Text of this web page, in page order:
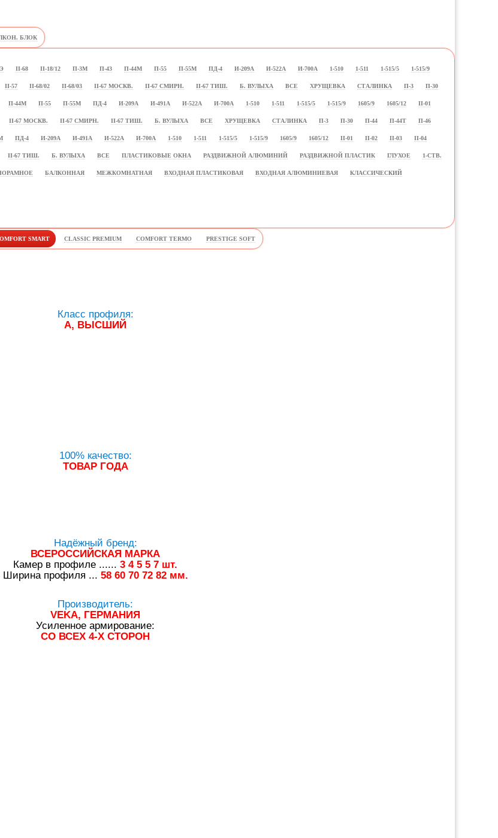
БЛОК
II-68 II-18/12 П-3М П-43 П-44М П-55 П-55М ПД-4 И-209А И-522А И-700А 1-510 1-511 1-515/5 1-515/9
II-57 II-68/02 II-68/03 II-67 МОСКВ. II-67 СМИРН. II-67 ТИШ. Б. ВУЛЫХА ВСЕ ХРУЩЕВКА СТАЛИНКА П-3 П-30
П-44М П-55 П-55М ПД-4 И-209А И-491А И-522А И-700А 1-510 1-511 1-515/5 1-515/9 1605/9 1605/12 II-01
II-67 МОСКВ. II-67 СМИРН. II-67 ТИШ. Б. ВУЛЫХА ВСЕ ХРУЩЕВКА СТАЛИНКА П-3 П-30 П-44 П-44Т П-46
ПД-4 И-209А И-491А И-522А И-700А 1-510 1-511 1-515/5 1-515/9 1605/9 1605/12 II-01 II-02 II-03 II-04
II-67 ТИШ. Б. ВУЛЫХА ВСЕ ПЛАСТИКОВЫЕ ОКНА РАЗДВИЖНОЙ АЛЮМИНИЙ РАЗДВИЖНОЙ ПЛАСТИК ГЛУХОЕ 1-СТВ.
БАЛКОННАЯ МЕЖКОМНАТНАЯ ВХОДНАЯ ПЛАСТИКОВАЯ ВХОДНАЯ АЛЮМИНИЕВАЯ КЛАССИЧЕСКИЙ
SMART CLASSIC PREMIUM COMFORT TERMO PRESTIGE SOFT
Класс профиля:
А, ВЫСШИЙ
100% качество:
ТОВАР ГОДА
Надёжный бренд:
ВСЕРОССИЙСКАЯ МАРКА
Камер в профиле ...... 3 4 5 5 7 шт.
Ширина профиля ... 58 60 70 72 82мм.
Производитель:
VEKA, ГЕРМАНИЯ
Усиленное армирование:
СО ВСЕХ 4-Х СТОРОН